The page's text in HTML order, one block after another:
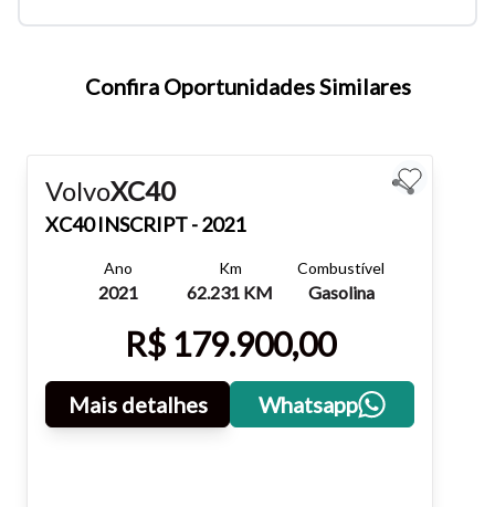
atalhos Ctrl+ (para aumentar) e Ctrl- (para diminuir) no seu
Confira Oportunidades Similares
VolvoXC40
XC40 INSCRIPT - 2021
Ano
2021
Km
62.231 KM
Combustível
Gasolina
R$ 179.900,00
Mais detalhes Whatsapp